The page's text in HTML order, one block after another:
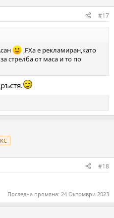
#17
,FXа е рекламиран,като
стрелба от маса и то по
#18
Последна промяна: 24 Октомври 2023